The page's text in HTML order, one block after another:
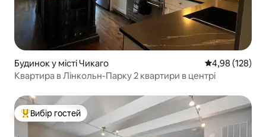
Будинок у місті Чикаго Середня
4,98 (128)
Квартира в Лінкольн-Парку 2 квартири в центрі
Топ вибір гостей
Вибір гостей